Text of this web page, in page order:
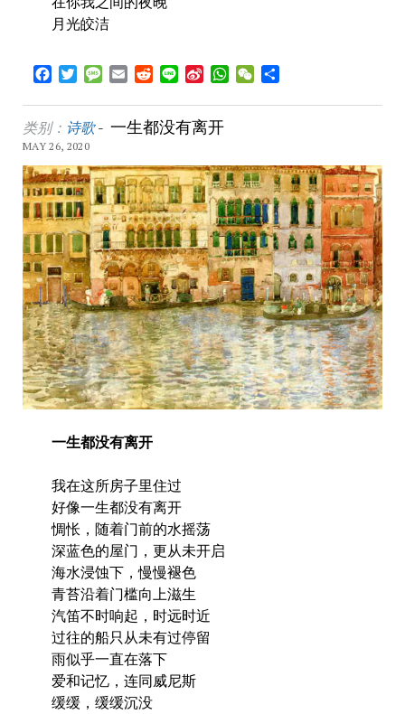
月光皎洁
Facebook
TwitterMessageEmailRedditLine Sina WhatsApp
WeChat
类别： 诗歌- 一生都没有离开
MAY 26, 2020
一生都没有离开
我在这所房子里住过
好像一生都没有离开
惆怅，随着门前的水摇荡
深蓝色的屋门，更从未开启
海水浸蚀下，慢慢褪色
青苔沿着门槛向上滋生
汽笛不时响起，时远时近
过往的船只从未有过停留
雨似乎一直在落下
爱和记忆，连同威尼斯
缓缓，缓缓沉没